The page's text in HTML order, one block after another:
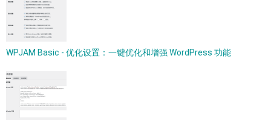
WPJAM Basic - 优化设置：一键优化和增强 WordPress 功能